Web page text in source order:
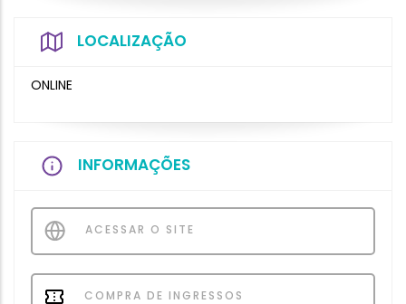
LOCALIZAÇÃO
ONLINE
INFORMAÇÕES
ACESSAR O SITE
COMPRA DE INGRESSOS